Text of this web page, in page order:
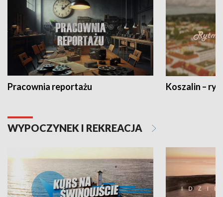
Pracownia reportażu Koszalin –
WYPOCZYNEK I REKREACJA